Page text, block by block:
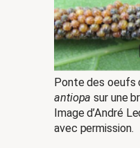
Ponte des oeufs
antiopa sur une
Image d’André
avec permission.